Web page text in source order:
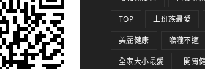
TOP 上班族最愛
美麗健康 喉嚨不適
全家大小最愛 開胃